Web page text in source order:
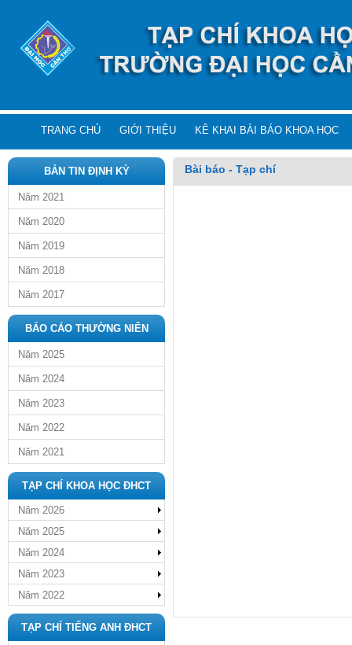
TRANG CHỦ GIỚI THIỆU KÊ KHAI BÀI BÁO KHOA HỌC
BẢN TIN ĐỊNH KỲ
Năm 2021
Năm 2020
Năm 2019
Năm 2018
Năm 2017
BÁO CÁO THƯỜNG NIÊN
Năm 2025
Năm 2024
Năm 2023
Năm 2022
Năm 2021
TẠP CHÍ KHOA HỌC ĐHCT
Năm 2026
Năm 2025
Năm 2024
Năm 2023
Năm 2022
TẠP CHÍ TIẾNG ANH ĐHCT
Bài báo - Tạp chí